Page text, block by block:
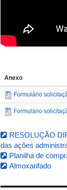
Anexo
Formulário
Formulário
RESOLUÇÃO
das ações
Planilha de
Almoxarifado